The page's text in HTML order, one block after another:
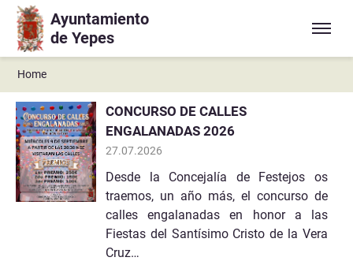
Ir a contenido principal
Ayuntamiento
de Yepes
Home
CONCURSO DE CALLES
ENGALANADAS 2026
27.07.2026
Desde la Concejalía de Festejos os
traemos, un año más, el concurso de
calles engalanadas en honor a las
Fiestas del Santísimo Cristo de la Vera
Cruz…